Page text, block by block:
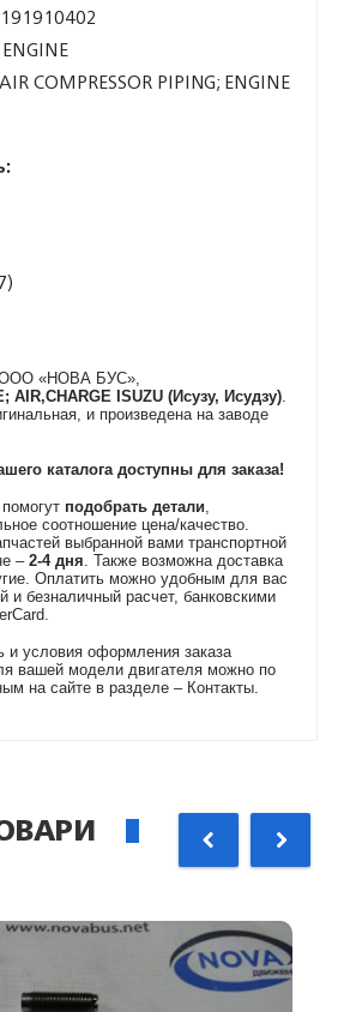
COMPRESSOR PIPING; ENGINE
ООО «НОВА БУС»,
AIR,CHARGE ISUZU (Исузу, Исудзу).
и произведена на заводе
каталога доступны для заказа!
подобрать детали,
соотношение цена/качество.
выбранной вами транспортной
–2-4 дня. Также возможна доставка
Оплатить можно удобным для вас
и безналичный расчет, банковскими
и условия оформления заказа
вашей модели двигателя можно по
на сайте в разделе – Контакты.